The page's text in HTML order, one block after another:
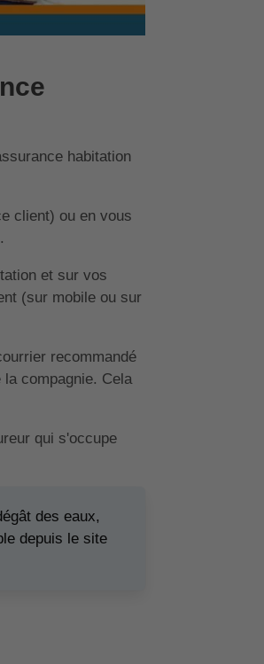
habitation
client) ou en vous
et sur vos
(sur mobile ou sur
recommandé
compagnie. Cela
qui s'occupe
des eaux,
depuis le site